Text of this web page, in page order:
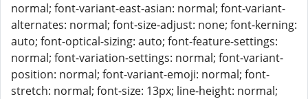
normal; font-variant-east-asian: normal; font-variant-
alternates: normal; font-size-adjust: none; font-kerning:
auto; font-optical-sizing: auto; font-feature-settings:
normal; font-variation-settings: normal; font-variant-
position: normal; font-variant-emoji: normal; font-
stretch: normal; font-size: 13px; line-height: normal;